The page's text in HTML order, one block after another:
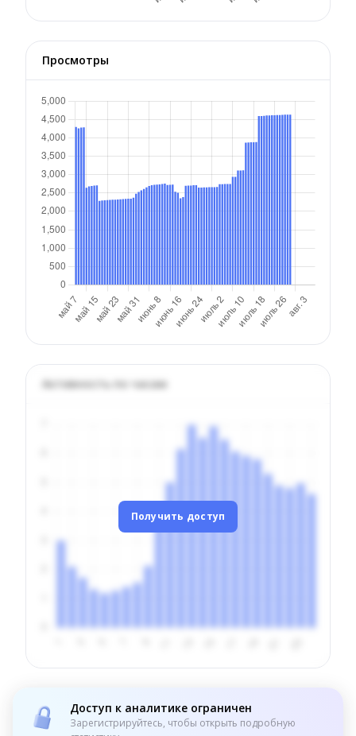
Просмотры
Активность по часам
Получить доступ
Доступ к аналитике ограничен
Зарегистрируйтесь, чтобы открыть подробную